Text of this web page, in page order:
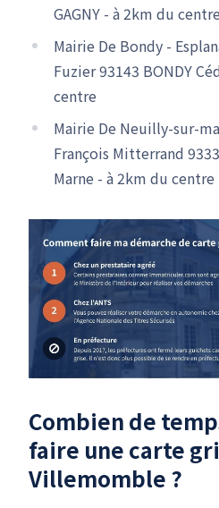
GAGNY - à 2km du centre
Mairie De Bondy -
Fuzier 93143 BONDY
centre
Mairie De Neuilly-sur-
François Mitterrand
Marne - à 2km du centre
Combien de
faire une carte
Villemomble ?